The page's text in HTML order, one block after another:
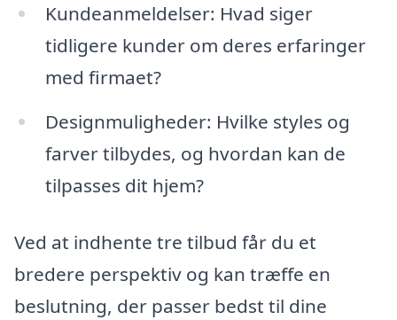
Kundeanmeldelser: Hvad siger
tidligere kunder om deres erfaringer
med firmaet?
Designmuligheder: Hvilke styles og
farver tilbydes, og hvordan kan de
tilpasses dit hjem?
Ved at indhente tre tilbud får du et
bredere perspektiv og kan træffe en
beslutning, der passer bedst til dine